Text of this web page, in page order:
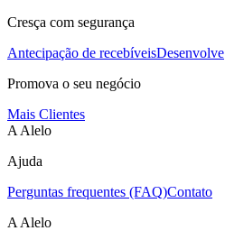
Cresça com segurança
Antecipação de recebíveisDesenvolve
Promova o seu negócio
Mais Clientes
A Alelo
Ajuda
Perguntas frequentes (FAQ)Contato
A Alelo